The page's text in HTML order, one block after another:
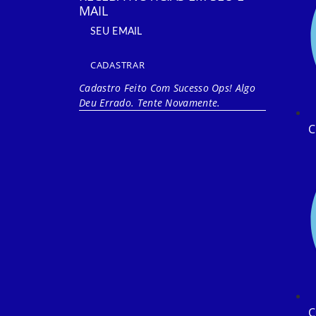
MAIL
CADASTRAR
Cadastro Feito Com Sucesso Ops! Algo
Deu Errado. Tente Novamente.